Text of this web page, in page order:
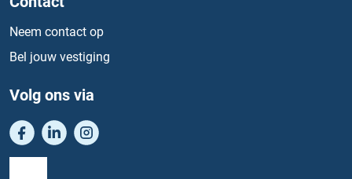
Neem contact op
Bel jouw vestiging
Volg ons via